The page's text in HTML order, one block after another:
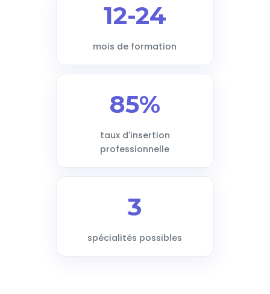
12-24
mois de formation
85%
taux d'insertion
professionnelle
3
spécialités possibles